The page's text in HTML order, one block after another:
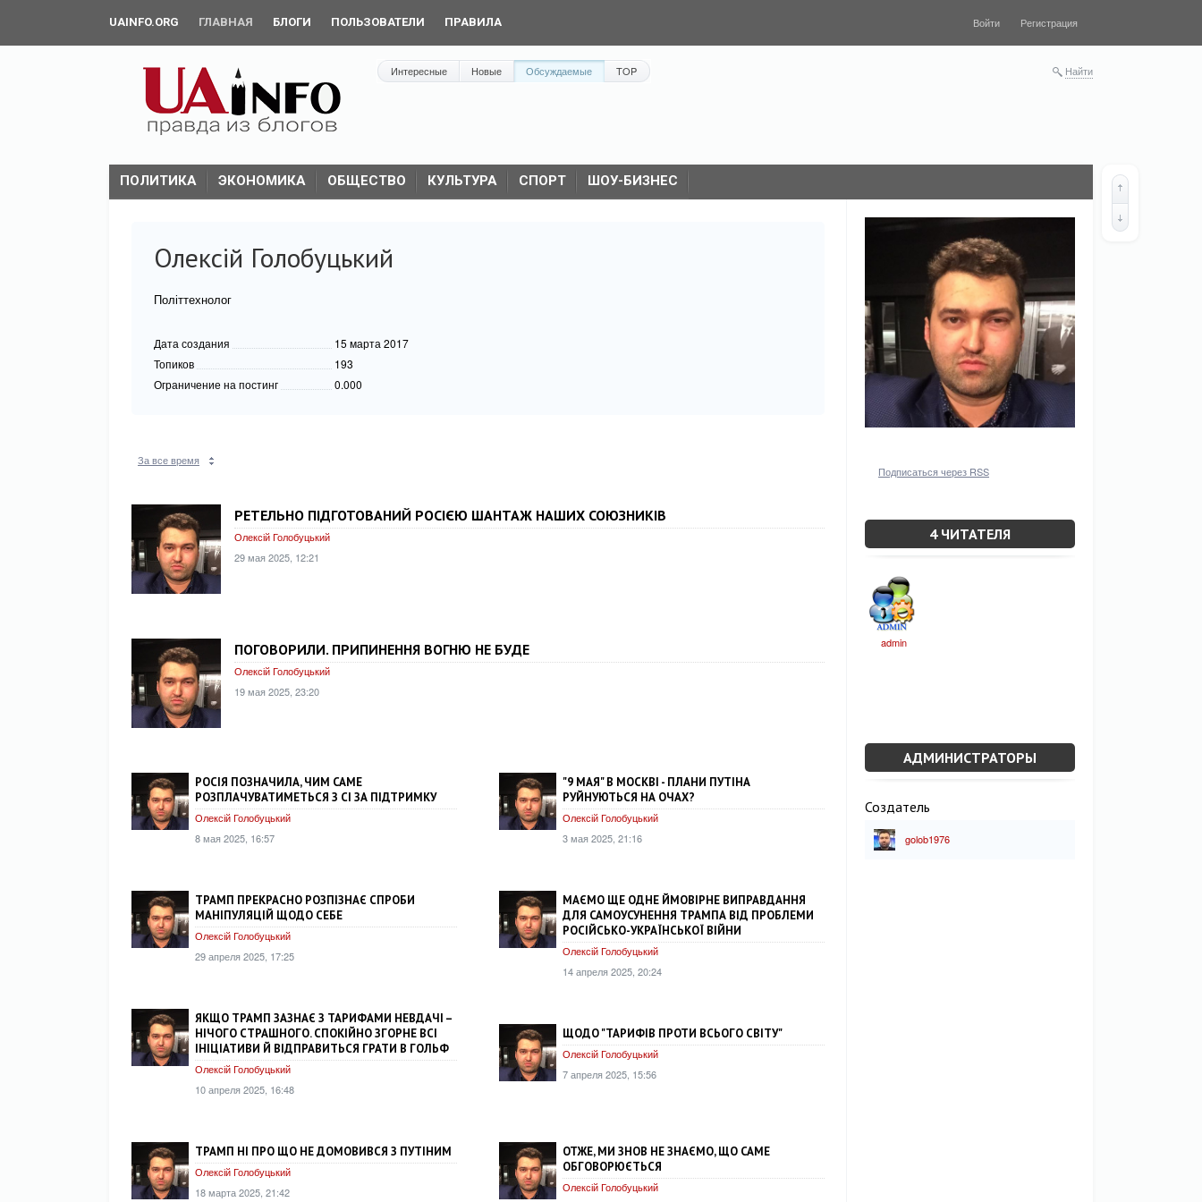
UAINFO.ORG ГЛАВНАЯ БЛОГИ ПОЛЬЗОВАТЕЛИ ПРАВИЛА Войти Регистрация
Найти
Интересные Новые Обсуждаемые TOP
ПОЛИТИКА ЭКОНОМИКА ОБЩЕСТВО КУЛЬТУРА СПОРТ ШОУ-БИЗНЕС
Олексій Голобуцький
Політтехнолог
Дата создания
15 марта 2017
Топиков
193
Ограничение на постинг
0.000
За все время
РЕТЕЛЬНО ПІДГОТОВАНИЙ РОСІЄЮ ШАНТАЖ НАШИХ СОЮЗНИКІВ
Олексій Голобуцький
29 мая 2025, 12:21
ПОГОВОРИЛИ. ПРИПИНЕННЯ ВОГНЮ НЕ БУДЕ
Олексій Голобуцький
19 мая 2025, 23:20
РОСІЯ ПОЗНАЧИЛА, ЧИМ САМЕ
РОЗПЛАЧУВАТИМЕТЬСЯ З СІ ЗА ПІДТРИМКУ
Олексій Голобуцький
8 мая 2025, 16:57
"9 МАЯ" В МОСКВІ - ПЛАНИ ПУТІНА
РУЙНУЮТЬСЯ НА ОЧАХ?
Олексій Голобуцький
3 мая 2025, 21:16
ТРАМП ПРЕКРАСНО РОЗПІЗНАЄ СПРОБИ
МАНІПУЛЯЦІЙ ЩОДО СЕБЕ
Олексій Голобуцький
29 апреля 2025, 17:25
МАЄМО ЩЕ ОДНЕ ЙМОВІРНЕ ВИПРАВДАННЯ
ДЛЯ САМОУСУНЕННЯ ТРАМПА ВІД ПРОБЛЕМИ
РОСІЙСЬКО-УКРАЇНСЬКОЇ ВІЙНИ
Олексій Голобуцький
14 апреля 2025, 20:24
ЯКЩО ТРАМП ЗАЗНАЄ З ТАРИФАМИ НЕВДАЧІ –
НІЧОГО СТРАШНОГО. СПОКІЙНО ЗГОРНЕ ВСІ
ІНІЦІАТИВИ Й ВІДПРАВИТЬСЯ ГРАТИ В ГОЛЬФ
Олексій Голобуцький
10 апреля 2025, 16:48
ЩОДО "ТАРИФІВ ПРОТИ ВСЬОГО СВІТУ"
Олексій Голобуцький
7 апреля 2025, 15:56
ТРАМП НІ ПРО ЩО НЕ ДОМОВИВСЯ З ПУТІНИМ
Олексій Голобуцький
18 марта 2025, 21:42
ОТЖЕ, МИ ЗНОВ НЕ ЗНАЄМО, ЩО САМЕ
ОБГОВОРЮЄТЬСЯ
Олексій Голобуцький
Подписаться через RSS
4 ЧИТАТЕЛЯ
admin
АДМИНИСТРАТОРЫ
Создатель
golob1976